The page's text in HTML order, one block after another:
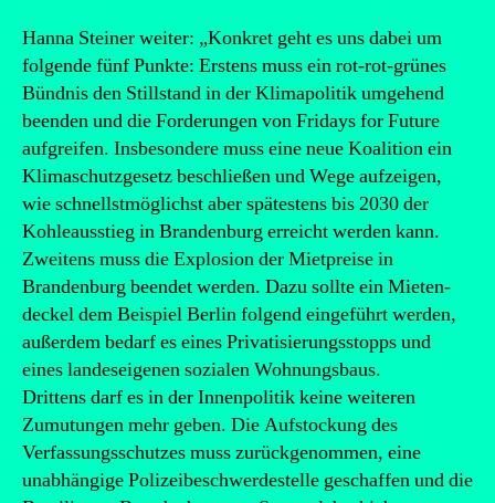
Hanna Steiner weiter: „Konkret geht es uns dabei um
folgende fünf Punkte: Erstens muss ein rot-rot-grünes
Bündnis den Stillstand in der Klimapolitik umgehend
beenden und die Forderungen von Fridays for Future
aufgreifen. Insbesondere muss eine neue Koalition ein
Klimaschutzgesetz beschließen und Wege aufzeigen,
wie schnellstmöglichst aber spätestens bis 2030 der
Kohleausstieg in Brandenburg erreicht werden kann.
Zweitens muss die Explosion der Mietpreise in
Brandenburg beendet werden. Dazu sollte ein Mieten-
deckel dem Beispiel Berlin folgend eingeführt werden,
außerdem bedarf es eines Privatisierungsstopps und
eines landeseigenen sozialen Wohnungsbaus.
Drittens darf es in der Innenpolitik keine weiteren
Zumutungen mehr geben. Die Aufstockung des
Verfassungsschutzes muss zurückgenommen, eine
unabhängige Polizeibeschwerdestelle geschaffen und die